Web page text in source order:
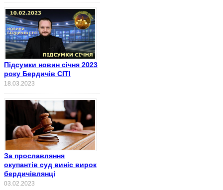
Підсумки новин січня 2023
року Бердичів СІТІ
18.03.2023
За прославляння
окупантів суд виніс вирок
бердичівлянці
03.02.2023